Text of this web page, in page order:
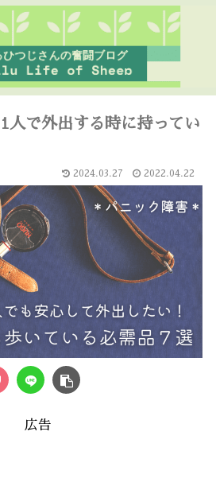
人で外出する時に持ってい
2024.03.27 2022.04.22
広告